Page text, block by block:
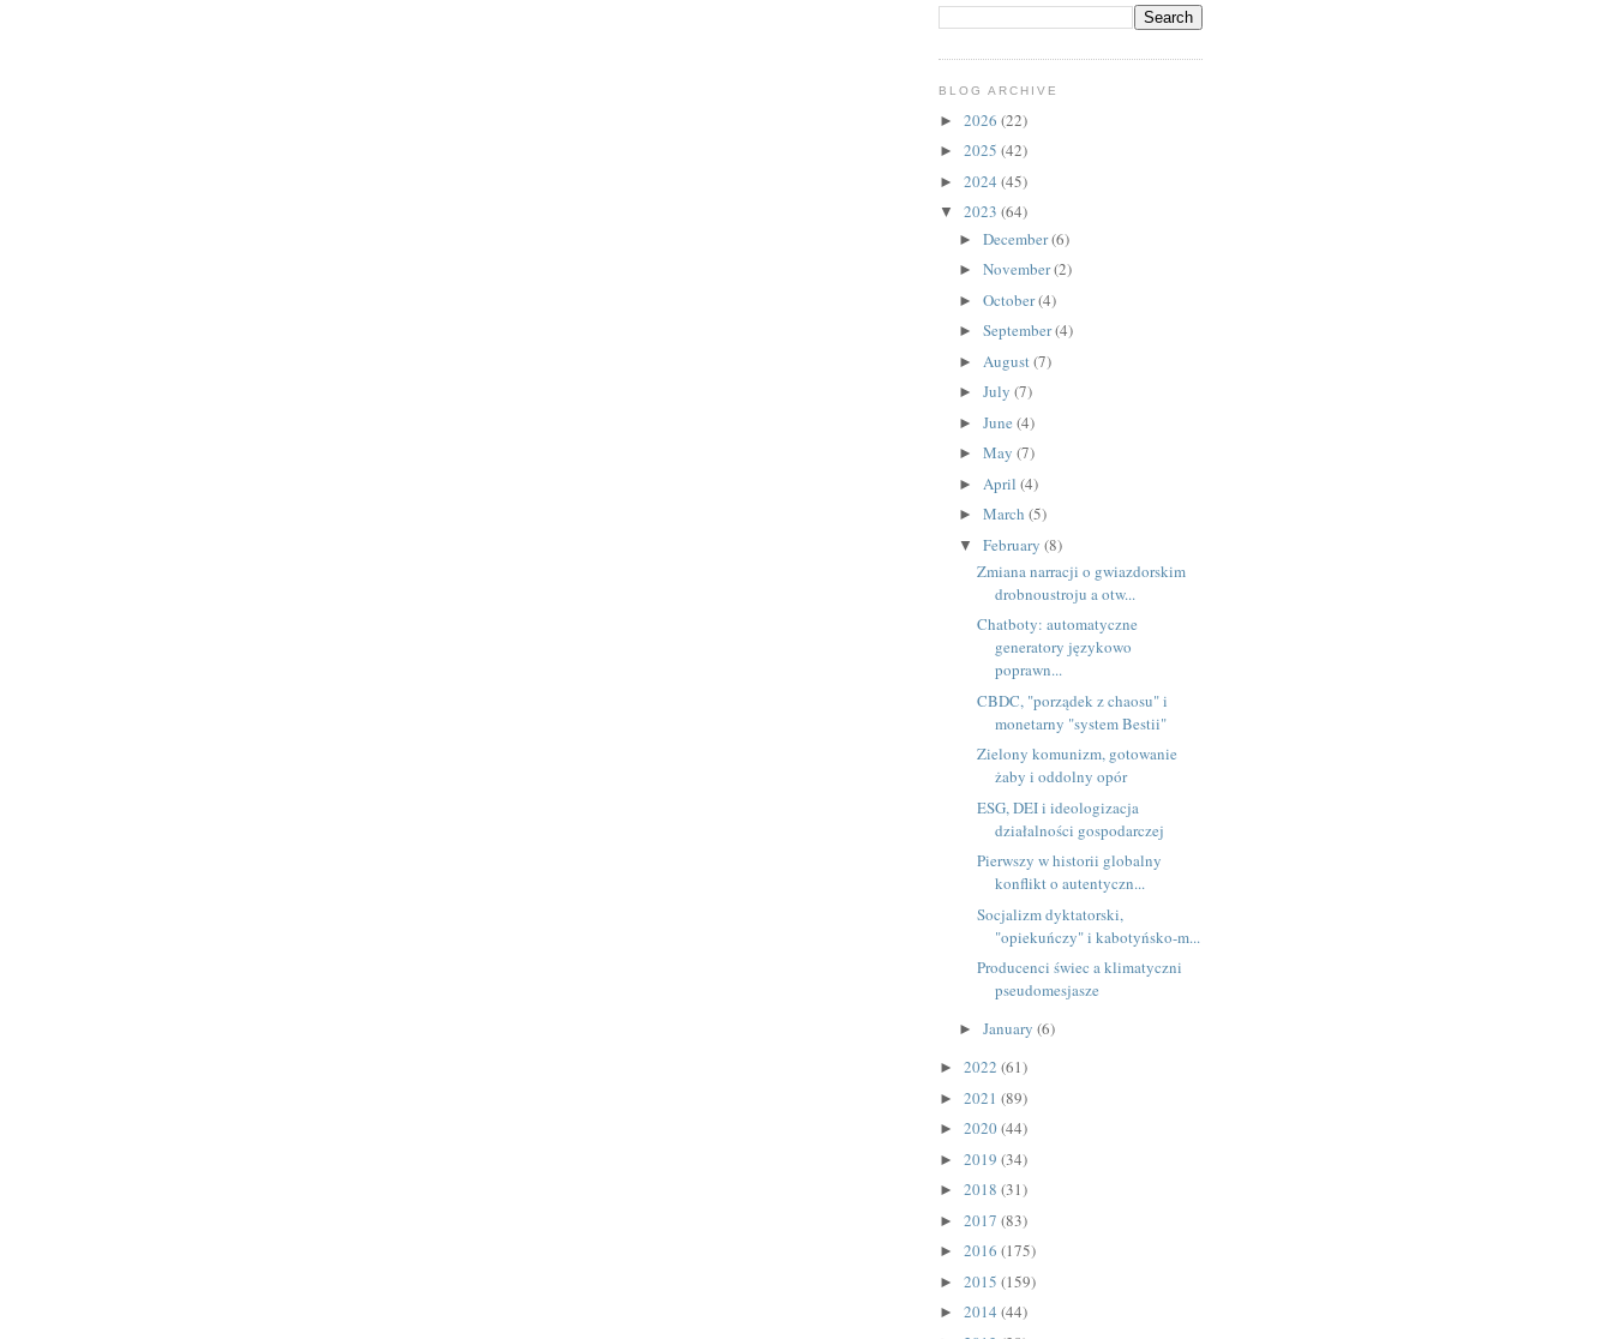
BLOG ARCHIVE
► 2026 (22)
► 2025 (42)
► 2024 (45)
▼ 2023 (64)
► December(6)
► November(2)
► October(4)
► September(4)
► August(7)
► July (7)
► June (4)
► May (7)
► April (4)
► March (5)
▼ February (8)
Zmiana narracji o gwiazdorskim
drobnoustroju a otw...
Chatboty: automatyczne
generatory językowo
poprawn...
CBDC, "porządek z chaosu" i
monetarny "system Bestii"
Zielony komunizm, gotowanie
żaby i oddolny opór
ESG, DEI i ideologizacja
działalności gospodarczej
Pierwszy w historii globalny
konflikt o autentyczn...
Socjalizm dyktatorski,
"opiekuńczy" i kabotyńsko-m...
Producenci świec a klimatyczni
pseudomesjasze
► January (6)
► 2022 (61)
► 2021 (89)
► 2020(44)
► 2019 (34)
► 2018 (31)
► 2017 (83)
► 2016 (175)
► 2015 (159)
► 2014 (44)